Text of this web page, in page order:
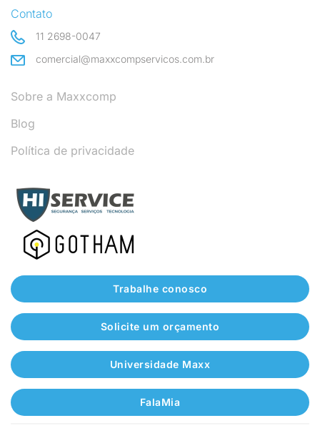
Contato
11 2698-0047
comercial@maxxcompservicos.com.br
Sobre a Maxxcomp
Blog
Política de privacidade
Trabalhe conosco
Solicite um orçamento
Universidade Maxx
FalaMia